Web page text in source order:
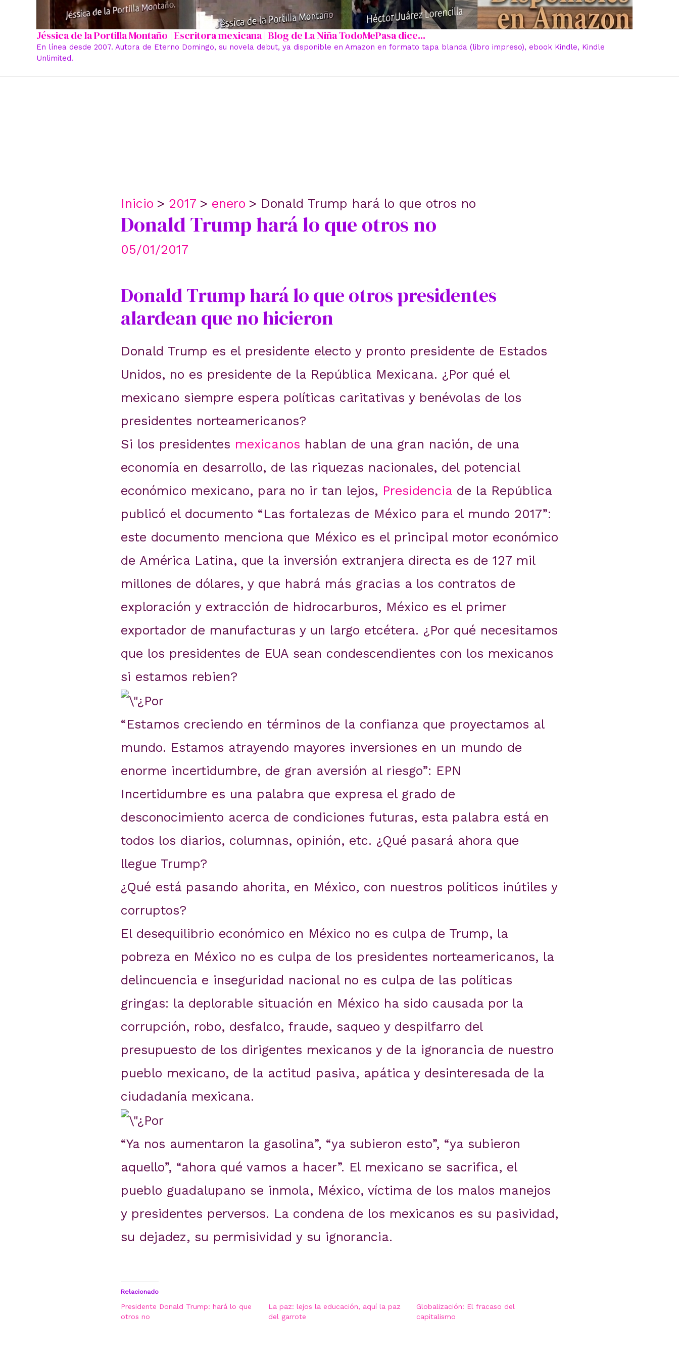
Jéssica de la Portilla Montaño | Escritora mexicana | Blog de La Niña TodoMePasa dice...
En línea desde 2007. Autora de Eterno Domingo, su novela debut, ya disponible en Amazon en formato tapa blanda (libro impreso), ebook Kindle, Kindle
Unlimited.
Inicio 2017 enero Donald Trump hará lo que otros no
Donald Trump hará lo que otros no
05/01/2017
Donald Trump hará lo que otros presidentes
alardean que no hicieron
Donald Trump es el presidente electo y pronto presidente de Estados
Unidos, no es presidente de la República Mexicana. ¿Por qué el
mexicano siempre espera políticas caritativas y benévolas de los
presidentes norteamericanos?
Si los presidentes mexicanos hablan de una gran nación, de una
economía en desarrollo, de las riquezas nacionales, del potencial
económico mexicano, para no ir tan lejos, Presidenciade la República
publicó el documento “Las fortalezas de México para el mundo 2017”:
este documento menciona que México es el principal motor económico
de América Latina, que la inversión extranjera directa es de 127 mil
millones de dólares, y que habrá más gracias a los contratos de
exploración y extracción de hidrocarburos, México es el primer
exportador de manufacturas y un largo etcétera. ¿Por qué necesitamos
que los presidentes de EUA sean condescendientes con los mexicanos
si estamos rebien?
“Estamos creciendo en términos de la confianza que proyectamos al
mundo. Estamos atrayendo mayores inversiones en un mundo de
enorme incertidumbre, de gran aversión al riesgo”: EPN
Incertidumbre es una palabra que expresa el grado de
desconocimiento acerca de condiciones futuras, esta palabra está en
todos los diarios, columnas, opinión, etc. ¿Qué pasará ahora que
llegue Trump?
¿Qué está pasando ahorita, en México, con nuestros políticos inútiles y
corruptos?
El desequilibrio económico en México no es culpa de Trump, la
pobreza en México no es culpa de los presidentes norteamericanos, la
delincuencia e inseguridad nacional no es culpa de las políticas
gringas: la deplorable situación en México ha sido causada por la
corrupción, robo, desfalco, fraude, saqueo y despilfarro del
presupuesto de los dirigentes mexicanos y de la ignorancia de nuestro
pueblo mexicano, de la actitud pasiva, apática y desinteresada de la
ciudadanía mexicana.
“Ya nos aumentaron la gasolina”, “ya subieron esto”, “ya subieron
aquello”, “ahora qué vamos a hacer”. El mexicano se sacrifica, el
pueblo guadalupano se inmola, México, víctima de los malos manejos
y presidentes perversos. La condena de los mexicanos es su pasividad,
su dejadez, su permisividad y su ignorancia.
Relacionado
Presidente Donald Trump: hará lo que
otros no
La paz: lejos la educación, aquí la paz
del garrote
Globalización: El fracaso del
capitalismo